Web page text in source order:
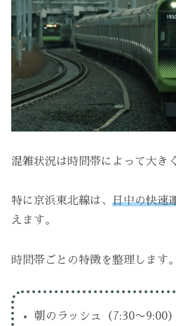
混雑状況は時間帯によって大き
特に京浜東北線は、 日中の快速
えます。
時間帯ごとの特徴を整理します。
朝のラッシュ（7:30〜9:00）